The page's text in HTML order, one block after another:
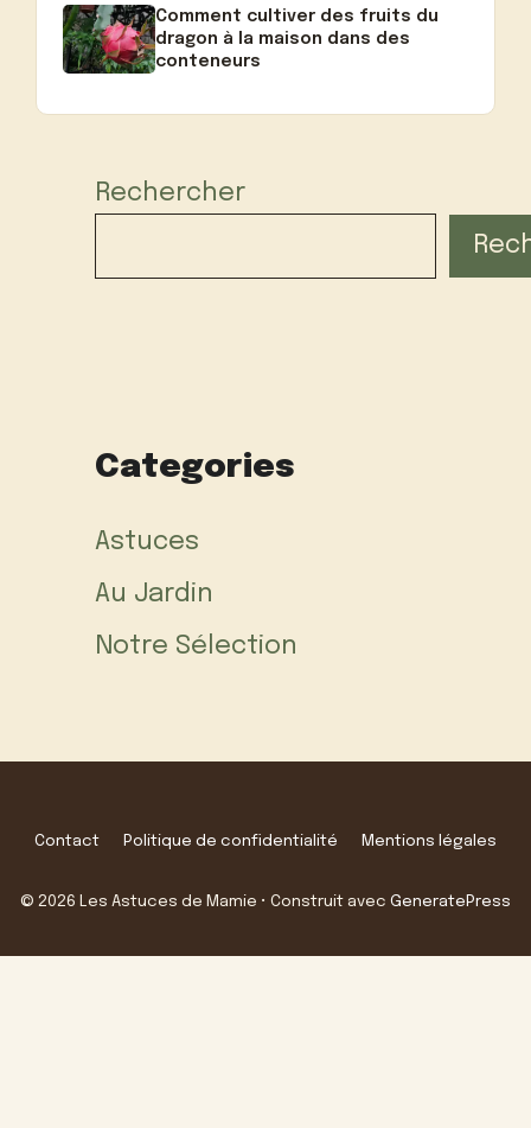
Comment cultiver des fruits du
dragon à la maison dans des
conteneurs
Rechercher
Categories
Astuces
Au Jardin
Notre Sélection
Contact Politique de confidentialité Mentions légales
© 2026 Les Astuces de Mamie • Construit avec GeneratePress